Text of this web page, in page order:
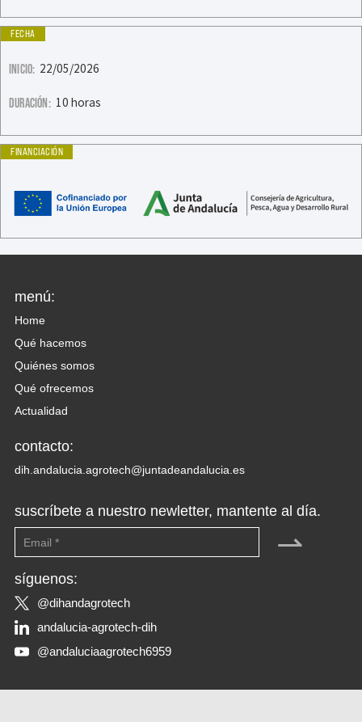
FECHA
INICIO: 22/05/2026
DURACIÓN: 10 horas
FINANCIACIÓN
menú:
Home
Qué hacemos
Quiénes somos
Qué ofrecemos
Actualidad
contacto:
dih.andalucia.agrotech@juntadeandalucia.es
suscríbete a nuestro newletter, mantente al día.
⇀
síguenos:
@dihandagrotech
andalucia-agrotech-dih
@andaluciaagrotech6959